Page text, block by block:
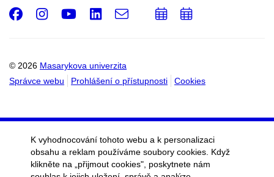
© 2026 Masarykova univerzita
Správce webu
Prohlášení o přístupnosti Cookies
Facebook
Instagram
Youtube
LinkedIn
e-
PřidatPřidat
K vyhodnocování tohoto webu a k personalizaci
obsahu a reklam používáme soubory cookies. Když
klikněte na „přijmout cookies", poskytnete nám